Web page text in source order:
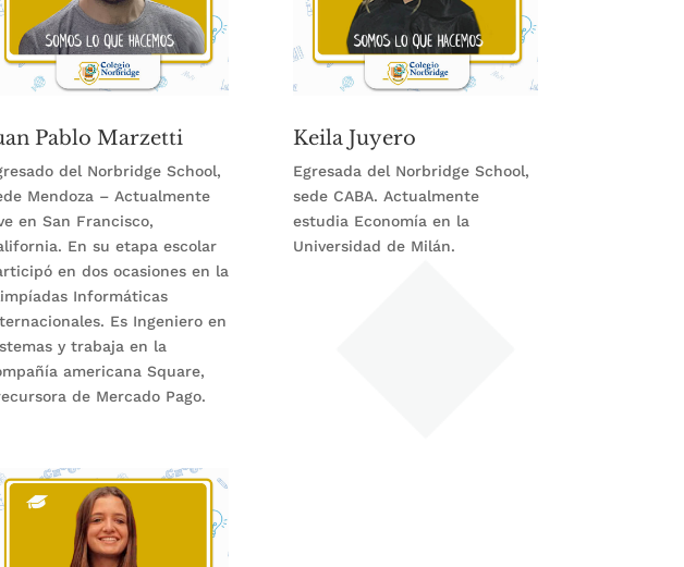
Pablo Marzetti
del Norbridge School,
Mendoza – Actualmente
en San Francisco,
En su etapa escolar
en dos ocasiones en la
Informáticas
Es Ingeniero en
y trabaja en la
americana Square,
de Mercado Pago.
Keila Juyero
Egresada del Norbridge School,
sede CABA. Actualmente
estudia Economía en la
Universidad de Milán.